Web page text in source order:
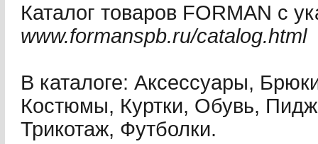
Каталог товаров FORMAN с
www.formanspb.ru/catalog.html
В каталоге: Аксессуары,
Костюмы, Куртки, Обувь,
Трикотаж, Футболки.